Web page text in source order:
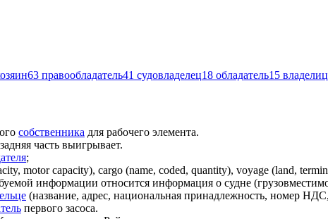
63 правообладатель41 судовладелец18 обладатель15
собственника для рабочего элемента.
часть выигрывает.
;
motor capacity), cargo (name, coded, quantity), voyage (land,
информации относится информация о судне
(название, адрес, национальная принадлежность, номер
первого засоса.